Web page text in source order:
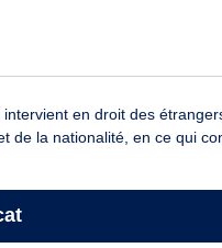
en droit des
de la nationalité, en ce qui